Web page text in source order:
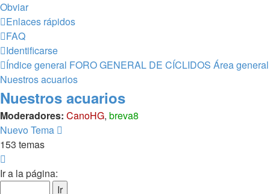
Obviar
Enlaces rápidos
FAQ
Identificarse
Índice general FORO GENERAL DE CÍCLIDOS Área general
Nuestros acuarios
Nuestros acuarios
Moderadores: CanoHG, breva8
Nuevo Tema
153 temas
1
Ir a la página: